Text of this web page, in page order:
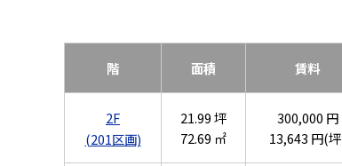
階 面積 賃料
2F
(201区画)
21.99 坪
72.69 ㎡
300,000 円
13,643 円(